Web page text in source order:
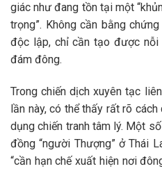
giác như đang tồn tại một
trọng”. Không cần bằng
độc lập, chỉ cần tạo được
đám đông.
Trong chiến dịch xuyên tạc
lần này, có thể thấy rất rõ
dụng chiến tranh tâm lý. Một
đồng “người Thượng” ở Thái
“cần hạn chế xuất hiện nơi